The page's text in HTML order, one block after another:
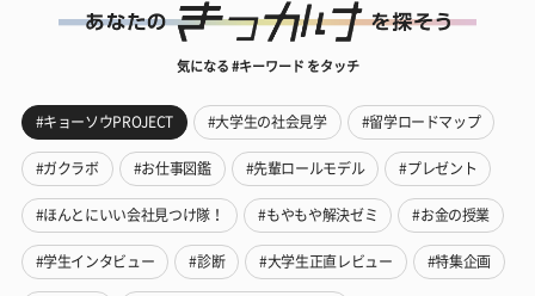
気になる #キーワード をタッチ
#キョーソウPROJECT #大学生の社会見学 #留学ロードマップ
#ガクラボ #お仕事図鑑 #先輩ロールモデル #プレゼント
#ほんとにいい会社見つけ隊！ #もやもや解決ゼミ #お金の授業
#学生インタビュー #診断 #大学生正直レビュー #特集企画